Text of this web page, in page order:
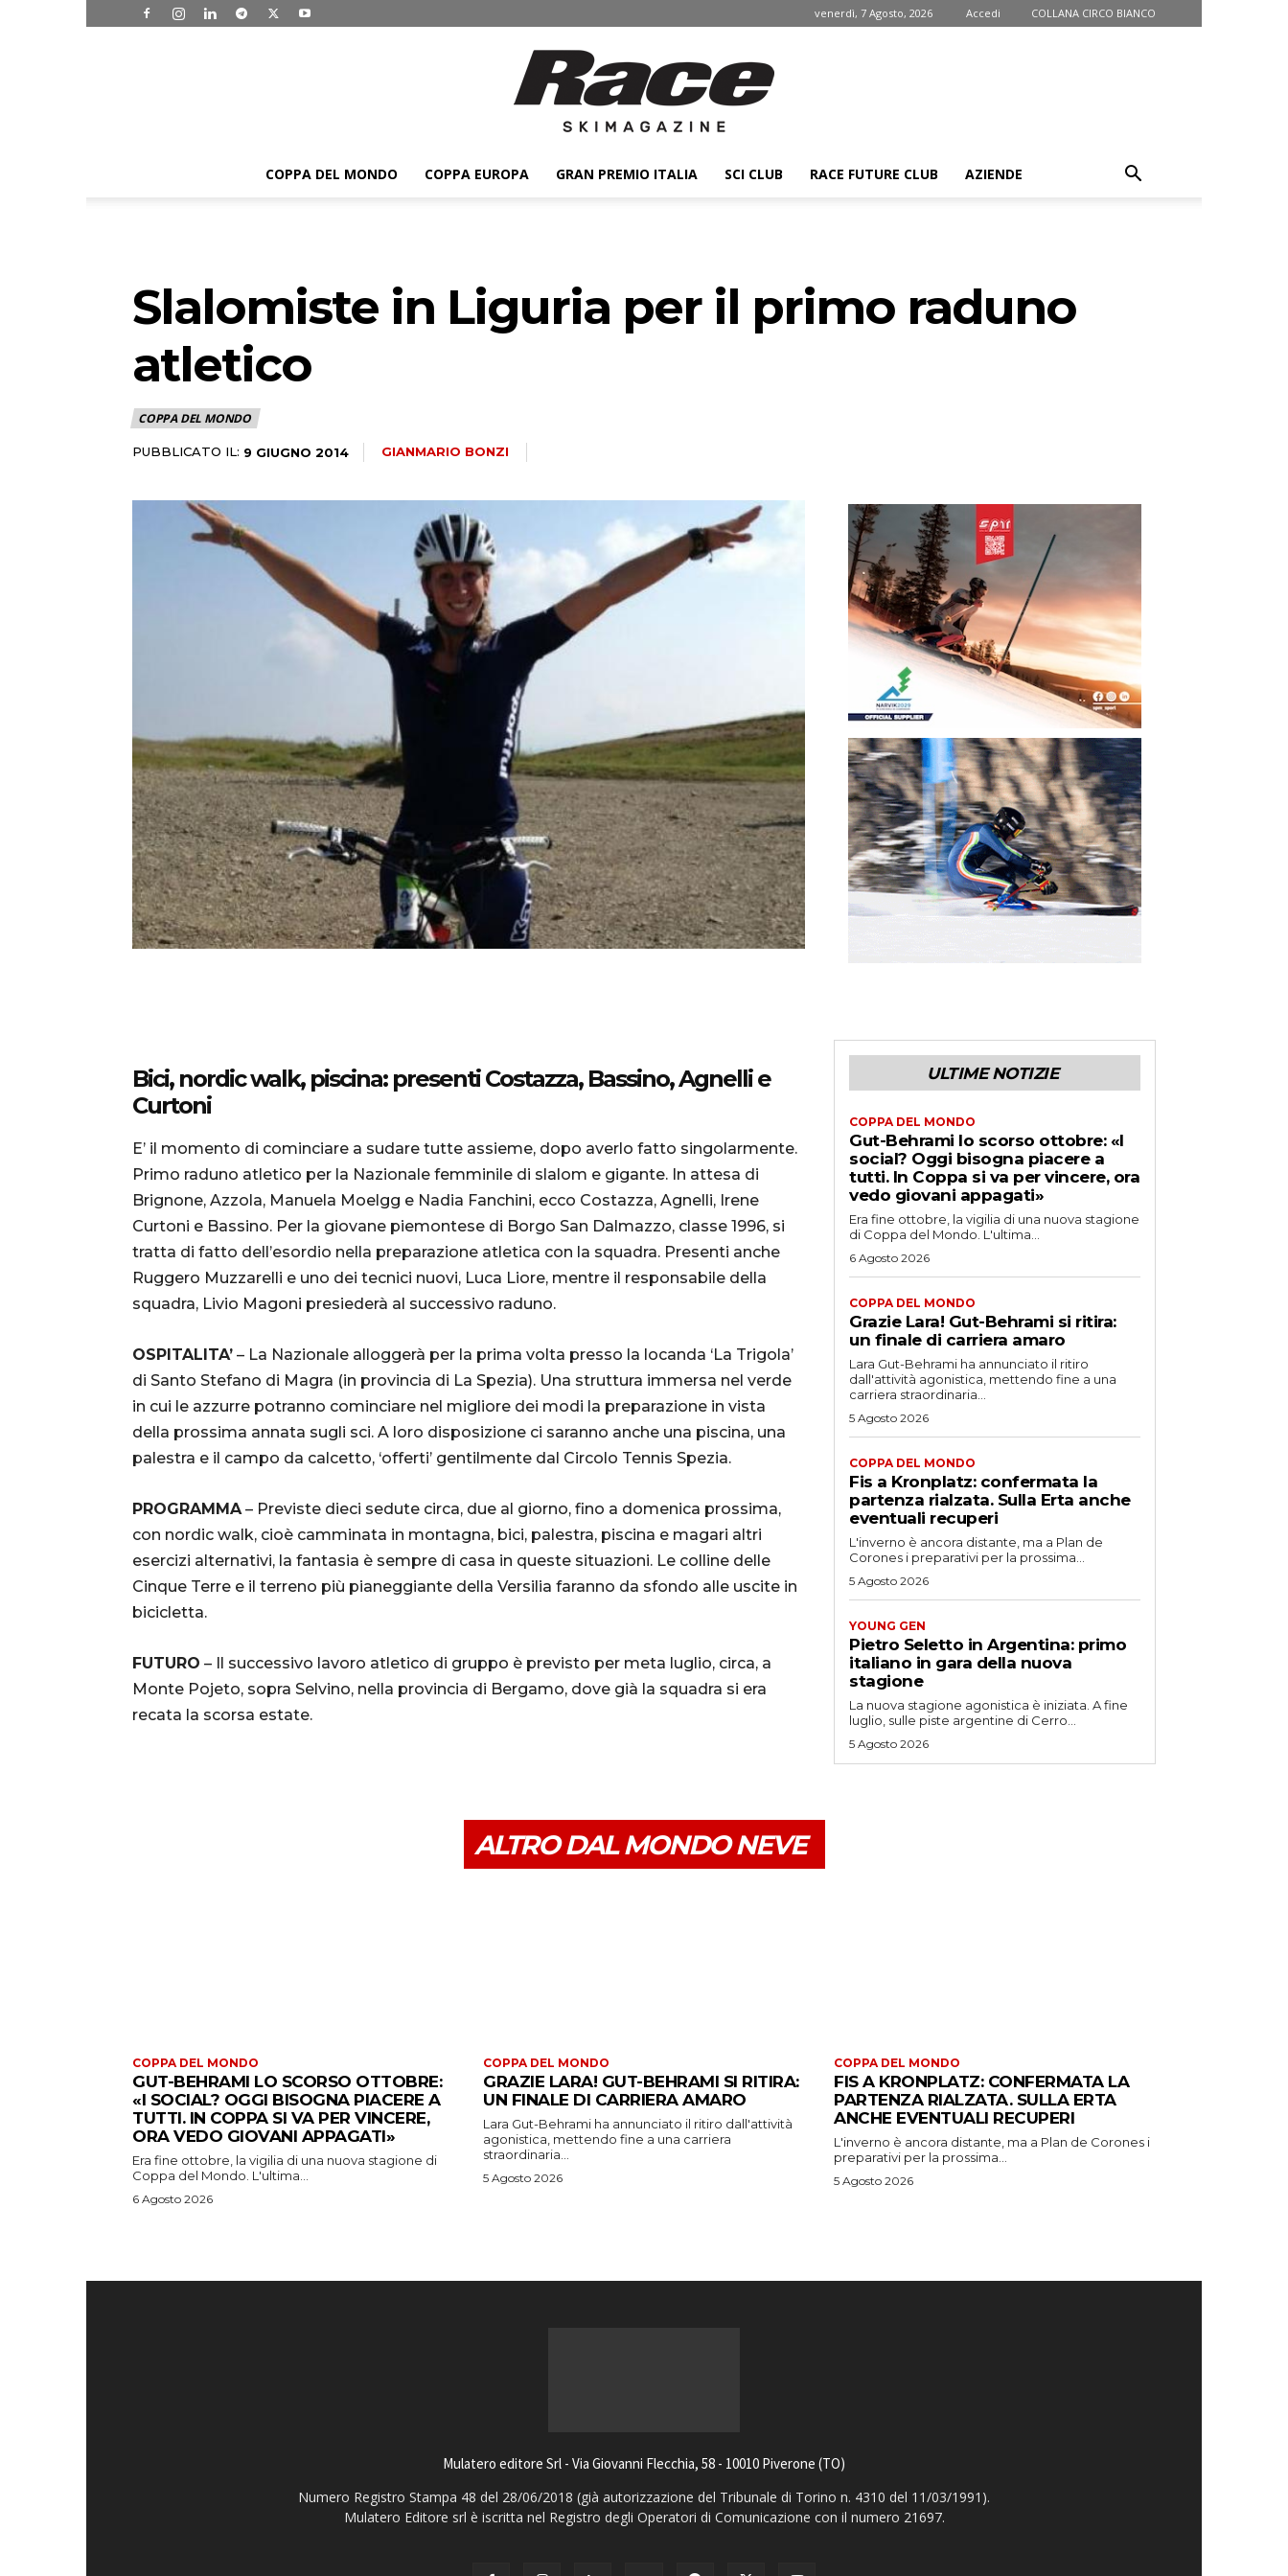
venerdì, 7 Agosto, 2026 Accedi COLLANA CIRCO BIANCO
ski
COPPA DEL MONDO COPPA EUROPA GRAN PREMIO ITALIA SCI CLUB RACE FUTURE CLUB AZIENDE
Slalomiste in Liguria per il primo raduno
atletico
COPPA DEL MONDO
PUBBLICATO IL: 9 GIUGNO 2014 GIANMARIO BONZI
Bici, nordic walk, piscina: presenti Costazza, Bassino, Agnelli e
Curtoni
E’ il momento di cominciare a sudare tutte assieme, dopo averlo fatto singolarmente.
Primo raduno atletico per la Nazionale femminile di slalom e gigante. In attesa di
Brignone, Azzola, Manuela Moelgg e Nadia Fanchini, ecco Costazza, Agnelli, Irene
Curtoni e Bassino. Per la giovane piemontese di Borgo San Dalmazzo, classe 1996, si
tratta di fatto dell’esordio nella preparazione atletica con la squadra. Presenti anche
Ruggero Muzzarelli e uno dei tecnici nuovi, Luca Liore, mentre il responsabile della
squadra, Livio Magoni presiederà al successivo raduno.
OSPITALITA’ – La Nazionale alloggerà per la prima volta presso la locanda ‘La Trigola’
di Santo Stefano di Magra (in provincia di La Spezia). Una struttura immersa nel verde
in cui le azzurre potranno cominciare nel migliore dei modi la preparazione in vista
della prossima annata sugli sci. A loro disposizione ci saranno anche una piscina, una
palestra e il campo da calcetto, ‘offerti’ gentilmente dal Circolo Tennis Spezia.
PROGRAMMA– Previste dieci sedute circa, due al giorno, fino a domenica prossima,
con nordic walk, cioè camminata in montagna, bici, palestra, piscina e magari altri
esercizi alternativi, la fantasia è sempre di casa in queste situazioni. Le colline delle
Cinque Terre e il terreno più pianeggiante della Versilia faranno da sfondo alle uscite in
bicicletta.
FUTURO – Il successivo lavoro atletico di gruppo è previsto per meta luglio, circa, a
Monte Pojeto, sopra Selvino, nella provincia di Bergamo, dove già la squadra si era
recata la scorsa estate.
ULTIME NOTIZIE
COPPA DEL MONDO
Gut-Behrami lo scorso ottobre: «I
social? Oggi bisogna piacere a
tutti. In Coppa si va per vincere, ora
vedo giovani appagati»
Era fine ottobre, la vigilia di una nuova stagione
di Coppa del Mondo. L'ultima...
6 Agosto 2026
COPPA DEL MONDO
Grazie Lara! Gut-Behrami si ritira:
un finale di carriera amaro
Lara Gut-Behrami ha annunciato il ritiro
dall'attività agonistica, mettendo fine a una
carriera straordinaria...
5 Agosto 2026
COPPA DEL MONDO
Fis a Kronplatz: confermata la
partenza rialzata. Sulla Erta anche
eventuali recuperi
L'inverno è ancora distante, ma a Plan de
Corones i preparativi per la prossima...
5 Agosto 2026
YOUNG GEN
Pietro Seletto in Argentina: primo
italiano in gara della nuova
stagione
La nuova stagione agonistica è iniziata. A fine
luglio, sulle piste argentine di Cerro...
5 Agosto 2026
ALTRO DAL MONDO NEVE
COPPA DEL MONDO
GUT-BEHRAMI LO SCORSO OTTOBRE:
«I SOCIAL? OGGI BISOGNA PIACERE A
TUTTI. IN COPPA SI VA PER VINCERE,
ORA VEDO GIOVANI APPAGATI»
Era fine ottobre, la vigilia di una nuova stagione di
Coppa del Mondo. L'ultima...
6 Agosto 2026
COPPA DEL MONDO
GRAZIE LARA! GUT-BEHRAMI SI RITIRA:
UN FINALE DI CARRIERA AMARO
Lara Gut-Behrami ha annunciato il ritiro dall'attività
agonistica, mettendo fine a una carriera
straordinaria...
5 Agosto 2026
COPPA DEL MONDO
FIS A KRONPLATZ: CONFERMATA LA
PARTENZA RIALZATA. SULLA ERTA
ANCHE EVENTUALI RECUPERI
L'inverno è ancora distante, ma a Plan de Corones i
preparativi per la prossima...
5 Agosto 2026
Mulatero editore Srl - Via Giovanni Flecchia, 58 - 10010 Piverone (TO)
Numero Registro Stampa 48 del 28/06/2018 (già autorizzazione del Tribunale di Torino n. 4310 del 11/03/1991).
Mulatero Editore srl è iscritta nel Registro degli Operatori di Comunicazione con il numero 21697.